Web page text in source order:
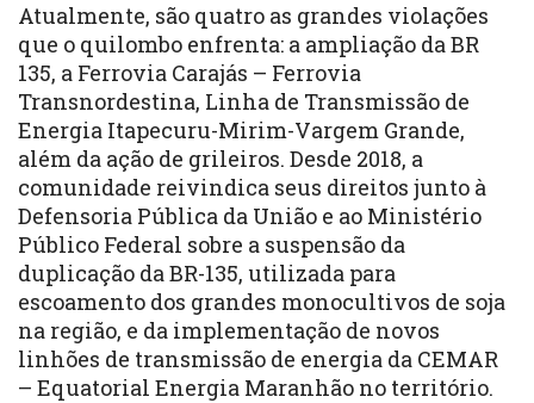
Atualmente, são quatro as grandes violações
que o quilombo enfrenta: a ampliação da BR
135, a Ferrovia Carajás – Ferrovia
Transnordestina, Linha de Transmissão de
Energia Itapecuru-Mirim-Vargem Grande,
além da ação de grileiros. Desde 2018, a
comunidade reivindica seus direitos junto à
Defensoria Pública da União e ao Ministério
Público Federal sobre a suspensão da
duplicação da BR-135, utilizada para
escoamento dos grandes monocultivos de soja
na região, e da implementação de novos
linhões de transmissão de energia da CEMAR
– Equatorial Energia Maranhão no território.